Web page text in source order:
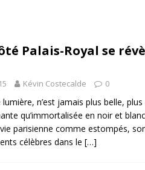
Palais-Royal se
Kévin Costecalde 0
lumière, n’est jamais plus belle,
qu’immortalisée en noir et
parisienne comme estompés,
célèbres dans le […]